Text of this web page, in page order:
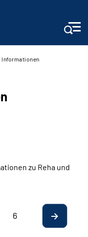
Informationen
zu Reha und
6